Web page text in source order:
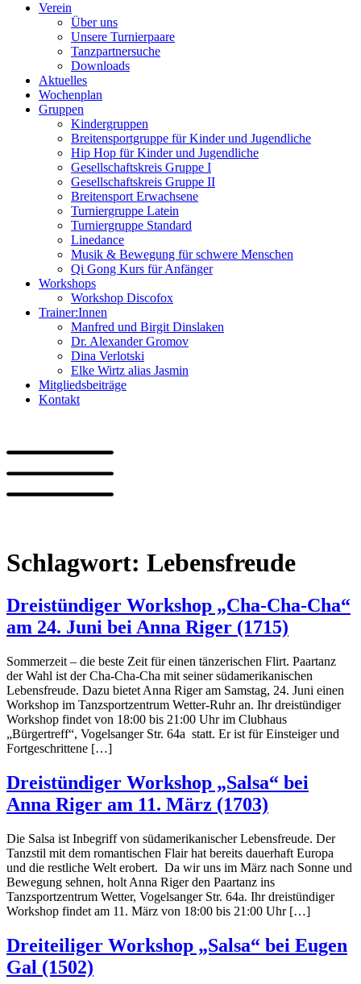
Verein
Über uns
Unsere Turnierpaare
Tanzpartnersuche
Downloads
Aktuelles
Wochenplan
Gruppen
Kindergruppen
Breitensportgruppe für Kinder und Jugendliche
Hip Hop für Kinder und Jugendliche​
Gesellschaftskreis Gruppe I
Gesellschaftskreis Gruppe II
Breitensport Erwachsene
Turniergruppe Latein
Turniergruppe Standard
Linedance
Musik & Bewegung für schwere Menschen​
Qi Gong Kurs für Anfänger
Workshops
Workshop Discofox
Trainer:Innen
Manfred und Birgit Dinslaken
Dr. Alexander Gromov
Dina Verlotski
Elke Wirtz alias Jasmin
Mitgliedsbeiträge
Kontakt
Schlagwort: Lebensfreude
Dreistündiger Workshop „Cha-Cha-Cha“
am 24. Juni bei Anna Riger (1715)
Sommerzeit – die beste Zeit für einen tänzerischen Flirt. Paartanz
der Wahl ist der Cha-Cha-Cha mit seiner südamerikanischen
Lebensfreude. Dazu bietet Anna Riger am Samstag, 24. Juni einen
Workshop im Tanzsportzentrum Wetter-Ruhr an. Ihr dreistündiger
Workshop findet von 18:00 bis 21:00 Uhr im Clubhaus
„Bürgertreff“, Vogelsanger Str. 64a statt. Er ist für Einsteiger und
Fortgeschrittene […]
Dreistündiger Workshop „Salsa“ bei
Anna Riger am 11. März (1703)
Die Salsa ist Inbegriff von südamerikanischer Lebensfreude. Der
Tanzstil mit dem romantischen Flair hat bereits dauerhaft Europa
und die restliche Welt erobert. Da wir uns im März nach Sonne und
Bewegung sehnen, holt Anna Riger den Paartanz ins
Tanzsportzentrum Wetter, Vogelsanger Str. 64a. Ihr dreistündiger
Workshop findet am 11. März von 18:00 bis 21:00 Uhr […]
Dreiteiliger Workshop „Salsa“ bei Eugen
Gal (1502)